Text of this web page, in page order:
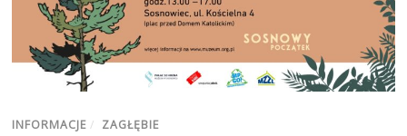
INFORMACJE / ZAGŁĘBIE